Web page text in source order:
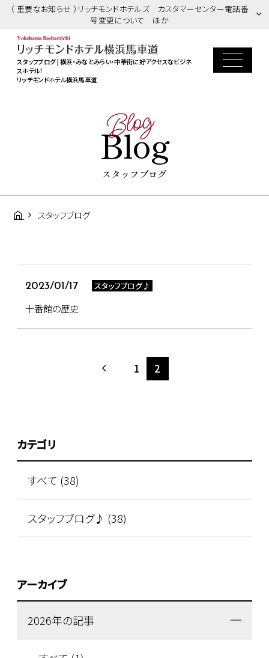
（ 重要なお知らせ ）リッチモンドホテルズ カスタマーセンター電話番
号変更について ほか
スタッフブログ | 横浜・みなとみらい・中華街に好アクセスなビジネ
スホテル！
リッチモンドホテル横浜馬車道
Blog
Blog
スタッフブログ
スタッフブログ
2023/01/17 スタッフブログ♪
十番館の歴史
1 2
カテゴリ
すべて (38)
スタッフブログ♪ (38)
アーカイブ
2026年の記事